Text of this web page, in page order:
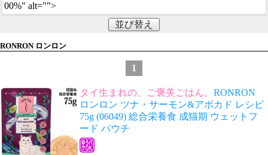
00%" alt="">
並び替え
RONRON ロンロン
1
タイ生まれの、ご褒美ごはん。 RONRON
ロンロン ツナ・サーモン&アボカド レシピ
75g (06049) 総合栄養食 成猫期 ウェットフ
ード パウチ